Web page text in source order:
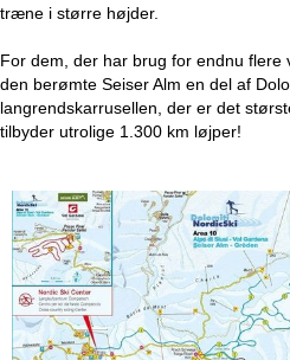
træne i større højder.
For dem, der har brug for endnu flere
den berømte Seiser Alm en del af
langrendskarrusellen, der er det
tilbyder utrolige 1.300 km løjper!